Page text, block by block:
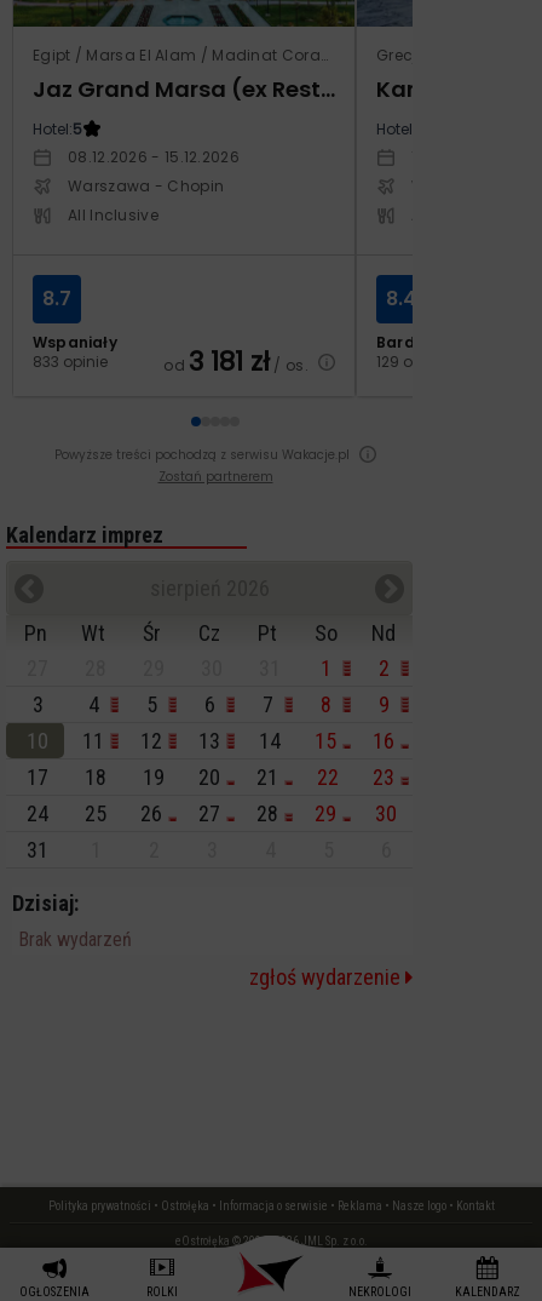
Egipt / Marsa El Alam / Madinat Coraya
Jaz Grand Marsa (ex Resta Grand Resort)
Hotel:5
08.12.2026 - 15.12.2026
Warszawa - Chopin
All Inclusive
Wspaniały
833 opinie
8.7
od 3 181 zł/ os.
Grecja / Samos /
Kampos
Hotel:
Warszawa -
Bardzo dobry
129 opinii
8.4
Powyższe treści pochodzą z serwisu Wakacje.pl
Zostań partnerem
Kalendarz imprez
Pn
Wt Śr Cz Pt So
Nd
1
2
3
4 5 6 7 8
9
10
11 12 13 14 15
16
17
18 19 20 21 22
23
24
25 26 27 28 29
30
31
Dzisiaj:
Brak wydarzeń
zgłoś wydarzenie
Polityka prywatności • Ostrołęka • Informacja o serwisie • Reklama • Nasze logo• Kontakt
eOstrołęka © 2006 - 2026 JML Sp. z o.o.
OGŁOSZENIA ROLKI NEKROLOGI KALENDARZ